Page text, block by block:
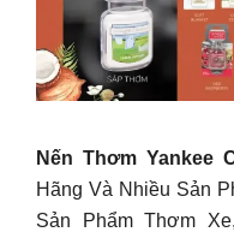
Nến Thơm Yankee
Hãng Và Nhiều Sản
Sản Phẩm Thơm